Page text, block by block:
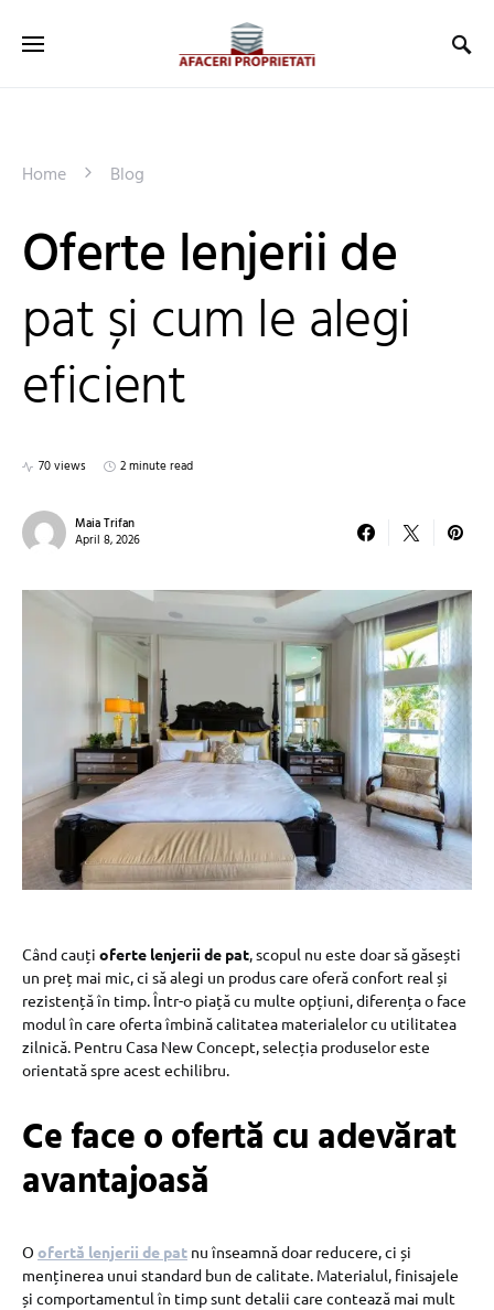
Home Blog
Oferte lenjerii de
pat și cum le alegi
eficient
70 views 2 minute read
Maia Trifan
April 8, 2026
Când cauți oferte lenjerii de pat, scopul nu este doar să găsești
un preț mai mic, ci să alegi un produs care oferă confort real și
rezistență în timp. Într-o piață cu multe opțiuni, diferența o face
modul în care oferta îmbină calitatea materialelor cu utilitatea
zilnică. Pentru Casa New Concept, selecția produselor este
orientată spre acest echilibru.
Ce face o ofertă cu adevărat
avantajoasă
O ofertă lenjerii de pat nu înseamnă doar reducere, ci și
menținerea unui standard bun de calitate. Materialul, finisajele
și comportamentul în timp sunt detalii care contează mai mult